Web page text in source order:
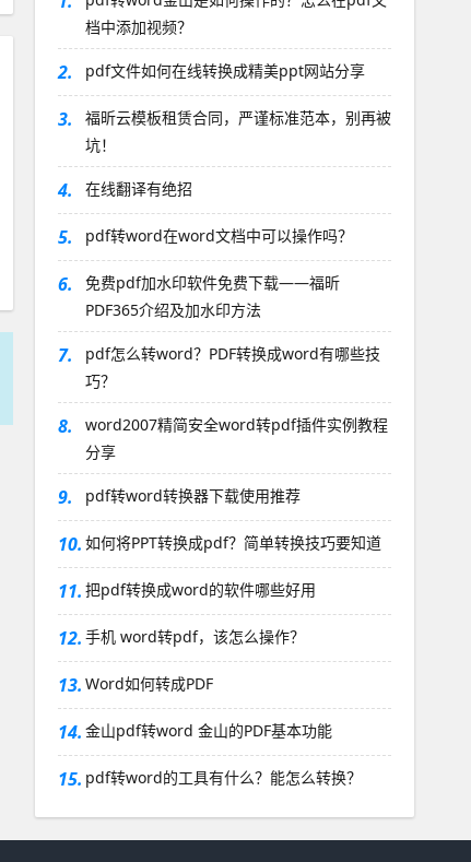
档中添加视频？
2. pdf文件如何在线转换成精美ppt网站分享
3.
福昕云模板租赁合同，严谨标准范本，别再被
坑！
4. 在线翻译有绝招
5. pdf转word在word文档中可以操作吗？
6.
免费pdf加水印软件免费下载——福昕
PDF365介绍及加水印方法
7.
pdf怎么转word？PDF转换成word有哪些技
巧？
8.
word2007精简安全word转pdf插件实例教程
分享
9. pdf转word转换器下载使用推荐
10. 如何将PPT转换成pdf？简单转换技巧要知道
11. 把pdf转换成word的软件哪些好用
12. 手机 word转pdf，该怎么操作？
13. Word如何转成PDF
14. 金山pdf转word 金山的PDF基本功能
15. pdf转word的工具有什么？能怎么转换？